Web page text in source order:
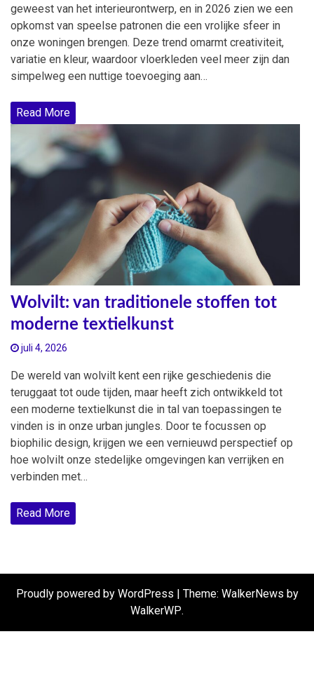
geweest van het interieurontwerp, en in 2026 zien we een
opkomst van speelse patronen die een vrolijke sfeer in
onze woningen brengen. Deze trend omarmt creativiteit,
variatie en kleur, waardoor vloerkleden veel meer zijn dan
simpelweg een nuttige toevoeging aan…
Read More
Wolvilt: van traditionele stoffen tot
moderne textielkunst
juli 4, 2026
De wereld van wolvilt kent een rijke geschiedenis die
teruggaat tot oude tijden, maar heeft zich ontwikkeld tot
een moderne textielkunst die in tal van toepassingen te
vinden is in onze urban jungles. Door te focussen op
biophilic design, krijgen we een vernieuwd perspectief op
hoe wolvilt onze stedelijke omgevingen kan verrijken en
verbinden met…
Read More
Proudly powered by WordPress
Theme: WalkerNews by
WalkerWP.